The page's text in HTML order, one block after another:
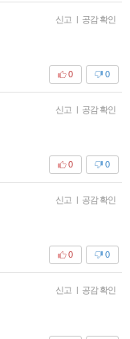
신고 | 공감 확인
0
0
신고 | 공감 확인
0
0
신고 | 공감 확인
0
0
신고 | 공감 확인